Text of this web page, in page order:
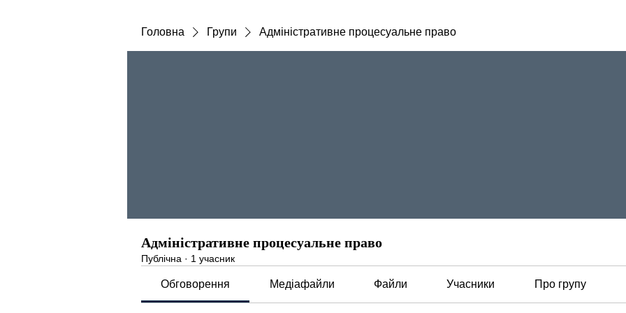
Головна Групи Адміністративне процесуальне право
Адміністративне процесуальне право
Публічна · 1 учасник
Обговорення Медіафайли Файли Учасники Про групу